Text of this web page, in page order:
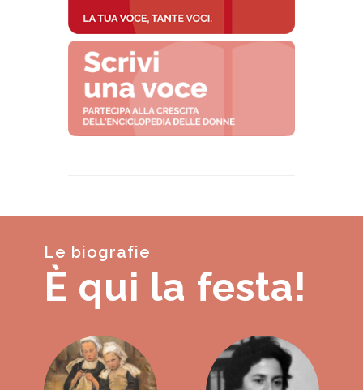
Le biografie
È qui la festa!